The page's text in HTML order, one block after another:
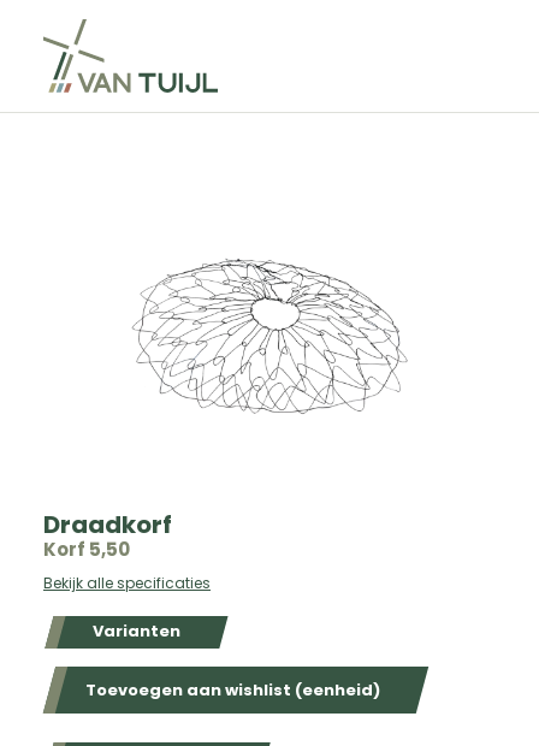
Draadkorf
Korf 5,50
Bekijk alle specificaties
Varianten
Toevoegen aan wishlist (eenheid)